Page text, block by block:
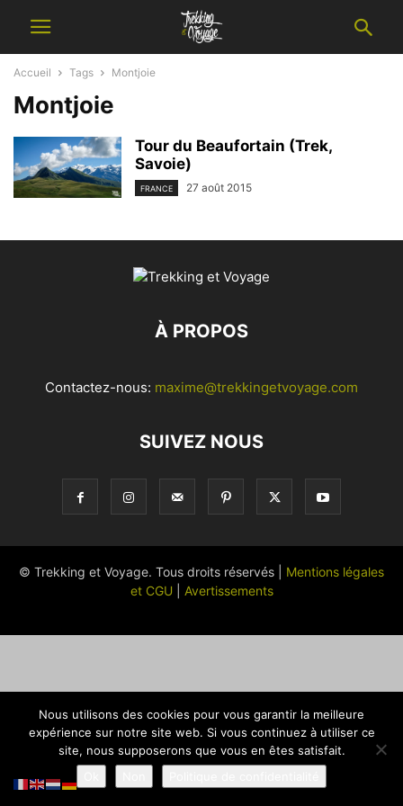
Accueil Tags Montjoie
Montjoie
Tour du Beaufortain (Trek,
Savoie)
FRANCE 27 août 2015
À PROPOS
Contactez-nous: maxime@trekkingetvoyage.com
SUIVEZ NOUS
© Trekking et Voyage. Tous droits réservés | Mentions légales
et CGU
Avertissements
Nous utilisons des cookies pour vous garantir la meilleure
expérience sur notre site web. Si vous continuez à utiliser ce
site, nous supposerons que vous en êtes satisfait.